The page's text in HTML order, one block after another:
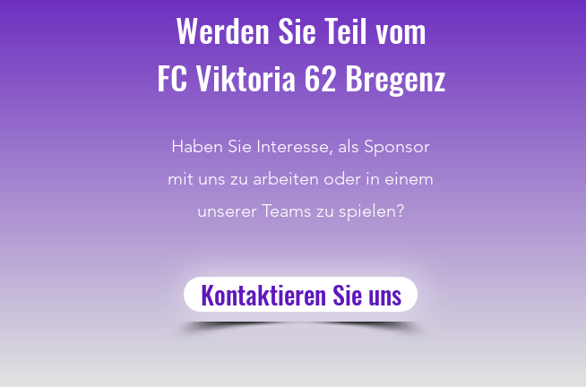
Werden Sie Teil vom
FC Viktoria 62 Bregenz
Haben Sie Interesse, als Sponsor
mit uns zu arbeiten oder in einem
unserer Teams zu spielen?
Kontaktieren Sie uns